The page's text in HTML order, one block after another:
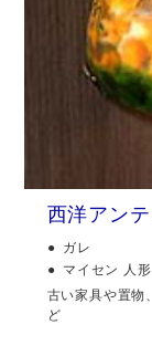
西洋アン
ガレ
マイセン 人
古い家具や置物
ど